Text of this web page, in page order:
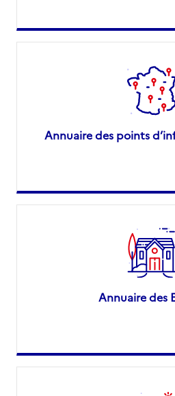
Annuaire des points
Annuaire des